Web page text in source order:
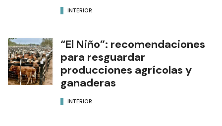
INTERIOR
“El Niño”: recomendaciones
para resguardar
producciones agrícolas y
ganaderas
INTERIOR